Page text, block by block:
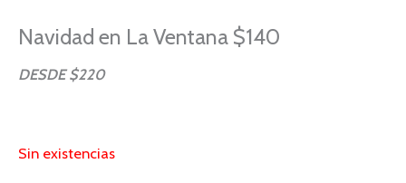
Navidad en La Ventana $140
DESDE $220
Sin existencias